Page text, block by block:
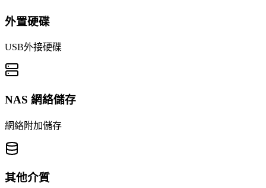
外置硬碟
USB外接硬碟
NAS 網絡儲存
網絡附加儲存
其他介質